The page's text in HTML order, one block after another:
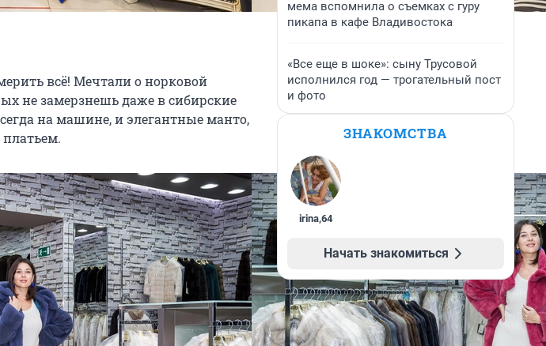
всё! Мечтали о норковой
не замерзнешь даже в сибирские
на машине, и элегантные манто,
мема вспомнила о съемках с гуру
пикапа в кафе Владивостока
«Все еще в шоке»: сыну Трусовой
исполнился год — трогательный пост
и фото
ЗНАКОМСТВА
irina,64
Начать знакомиться